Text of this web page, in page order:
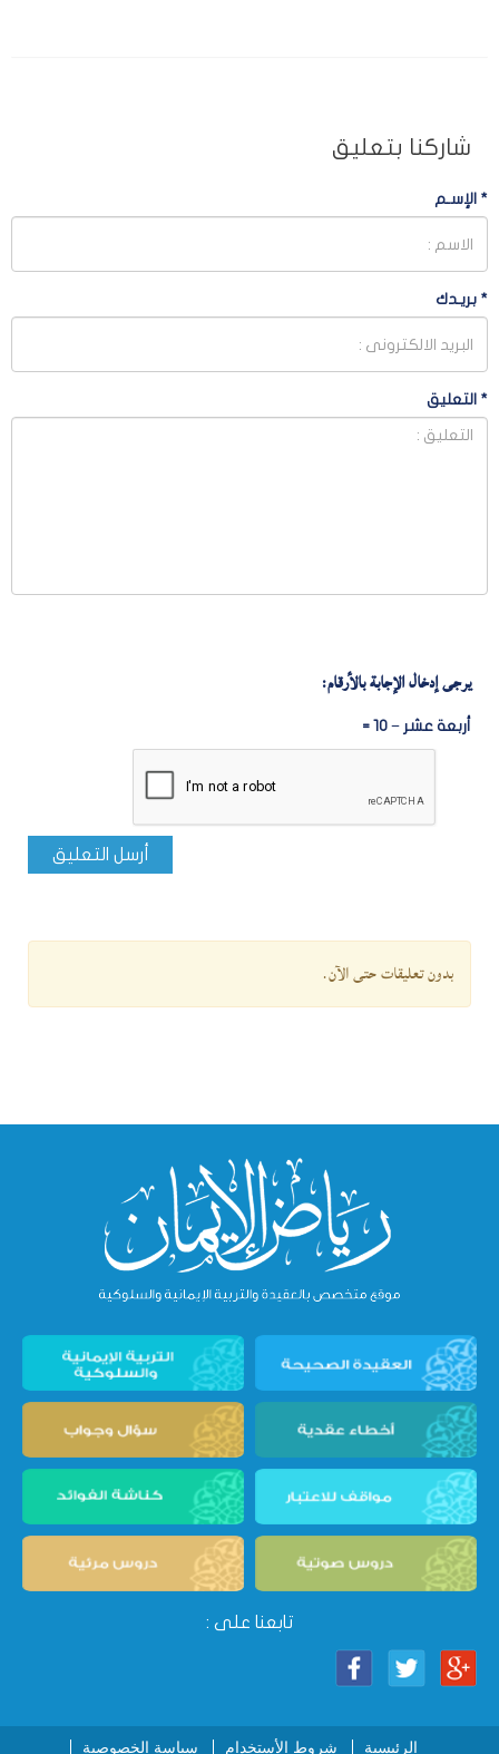
شاركنا بتعليق
* الإسـم
* بريـدك
* التعليق
يرجى إدخال الإجابة بالأرقام:
أربعة عشر − 10 =
أرسل التعليق
بدون تعليقات حتى الآن.
تابعنا على :
الرئيسية شروط الأستخدام سياسة الخصوصية